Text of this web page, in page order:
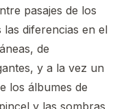
pasajes de los
diferencias en el
de
y a la vez un
los álbumes de
y las sombras